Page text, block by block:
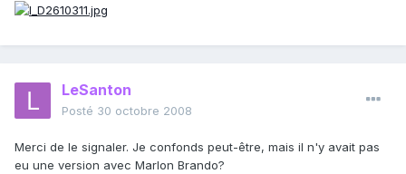
LeSanton
Posté 30 octobre 2008
Merci de le signaler. Je confonds peut-être, mais il n'y avait pas
eu une version avec Marlon Brando?